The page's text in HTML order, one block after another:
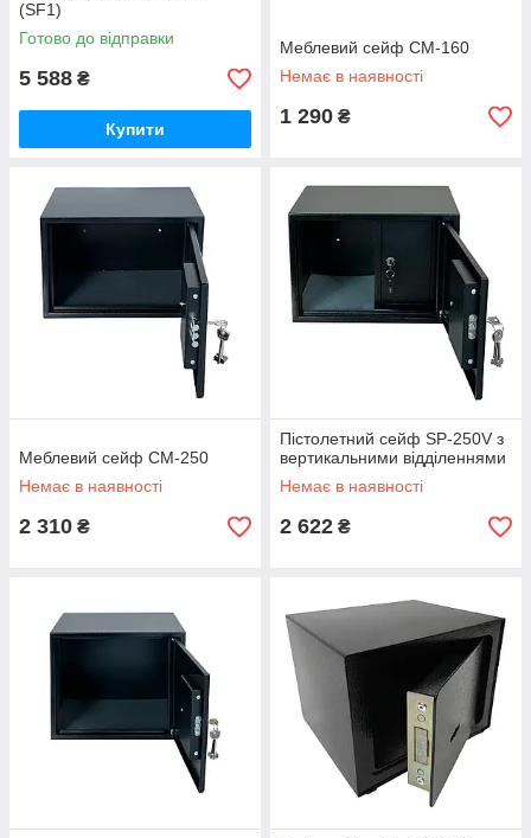
(SF1)
Готово до відправки
5 588 ₴
Купити
Меблевий сейф СМ-160
Немає в наявності
1 290 ₴
Меблевий сейф СМ-250
Немає в наявності
2 310 ₴
Пістолетний сейф SP-250V з
вертикальними відділеннями
Немає в наявності
2 622 ₴